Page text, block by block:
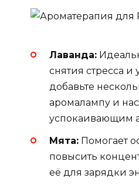
Лаванда:
снятия стресса
добавьте
аромалампу и
успокаивающим
Мята: Помогает
повысить
её для зарядки